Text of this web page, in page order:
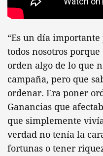
“Es un día
todos nosotros
orden algo de lo que
campaña, pero que
ordenar. Era poner
Ganancias que
que simplemente
verdad no tenía la
fortunas o tener